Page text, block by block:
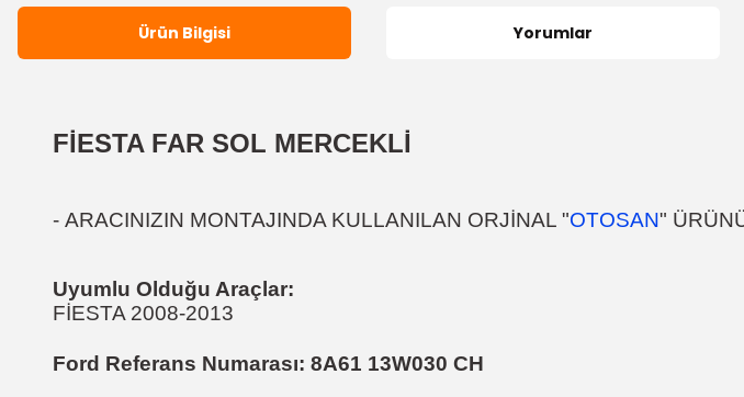
Ürün Bilgisi Yorumlar
FİESTA FAR SOL MERCEKLİ
- ARACINIZIN MONTAJINDA KULLANILAN ORJİNAL "OTOSAN"
Uyumlu Olduğu Araçlar:
FİESTA 2008-2013
Ford Referans Numarası: 8A61 13W030 CH